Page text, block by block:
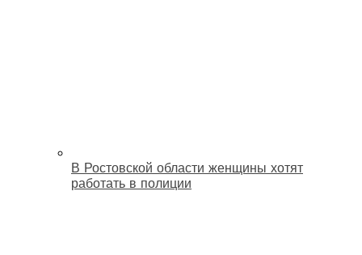
В Ростовской области женщины хотят
работать в полиции